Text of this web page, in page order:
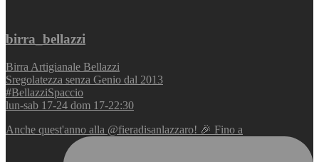
birra_bellazzi
Birra Artigianale Bellazzi
Sregolatezza senza Genio dal 2013
#BellazziSpaccio
lun-sab 17-24 dom 17-22:30
Anche quest'anno alla @fieradisanlazzaro! 🎉 Fino a